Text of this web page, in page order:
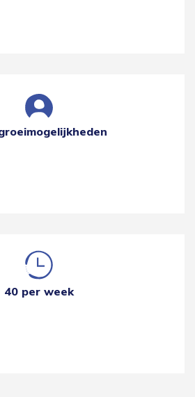
40 per week